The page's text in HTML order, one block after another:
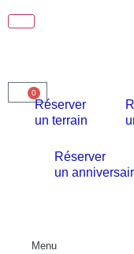
Réserver
un terrain
Réserver
un
0
Menu